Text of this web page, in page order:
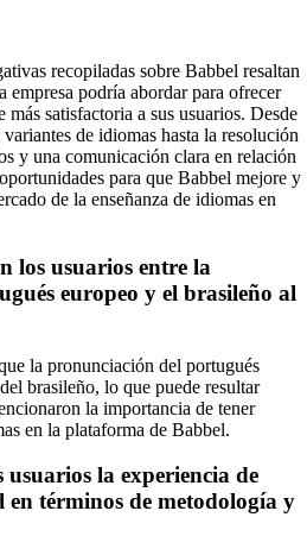
recopiladas sobre Babbel resaltan
empresa podría abordar para ofrecer
satisfactoria a sus usuarios. Desde
de idiomas hasta la resolución
y una comunicación clara en relación
para que Babbel mejore y
de la enseñanza de idiomas en
los usuarios entre la
europeo y el brasileño al
la pronunciación del portugués
brasileño, lo que puede resultar
la importancia de tener
en la plataforma de Babbel.
la experiencia de
términos de metodología y